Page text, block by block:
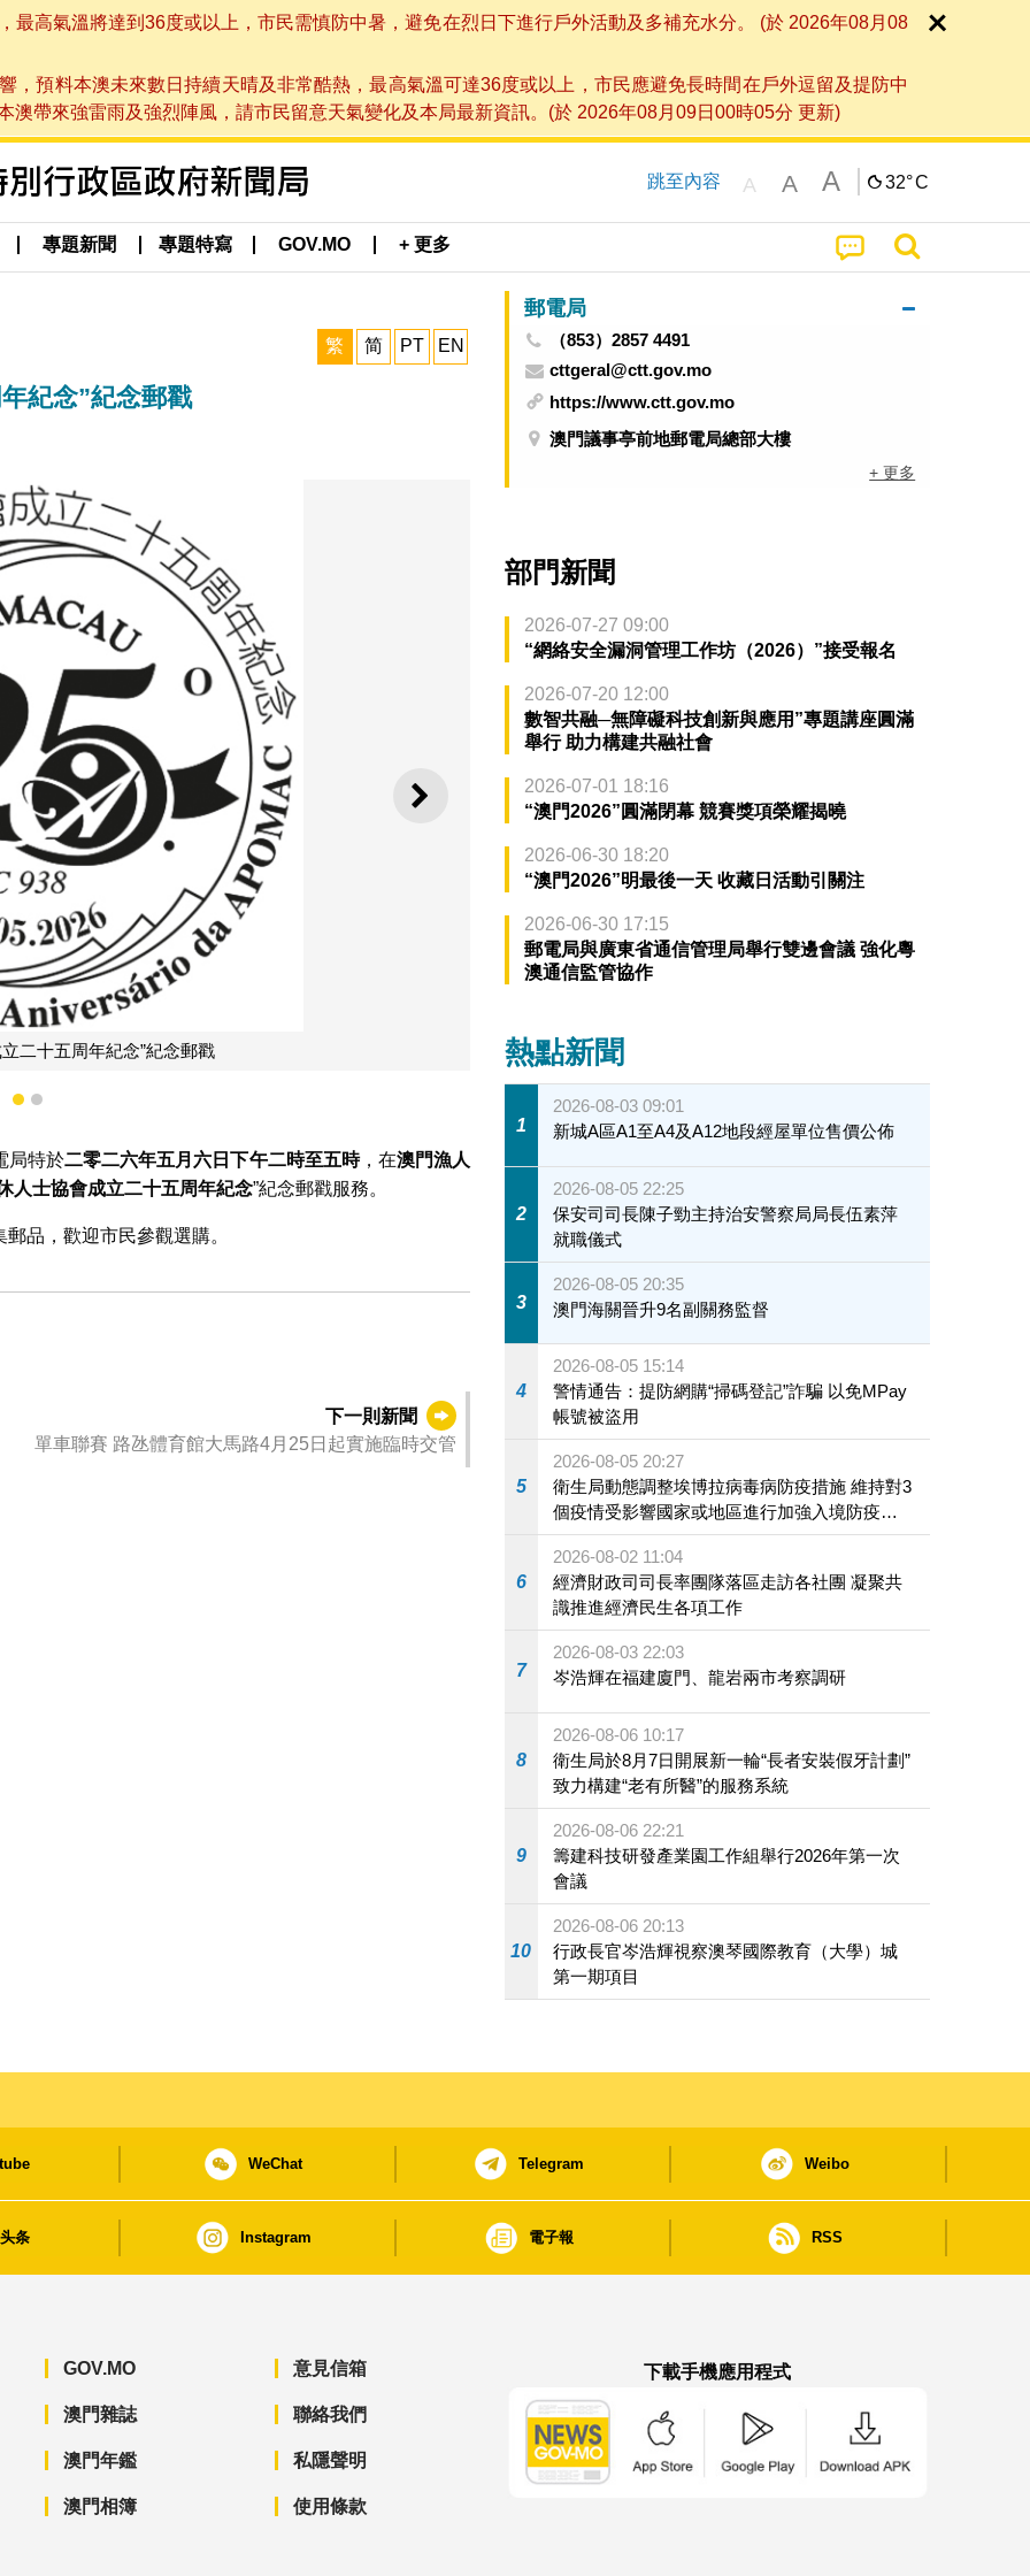
最高氣溫將達到36度或以上，市民需慎防中暑，避免在烈日下進行戶外活動及多補充水分。 (於 2026年08月08
，預料本澳未來數日持續天晴及非常酷熱，最高氣溫可達36度或以上，市民應避免長時間在戶外逗留及提防中
澳帶來強雷雨及強烈陣風，請市民留意天氣變化及本局最新資訊。(於 2026年08月09日00時05分 更新)
跳至內容 A A A 32°C
專題新聞 專題特寫 GOV.MO + 更多
繁 简 PT EN
紀念”紀念郵戳
下一則
“澳門退休人士協會成立二十五周年紀念”紀念封
1 2
局特於二零二六年五月六日下午二時至五時，在澳門漁人
人士協會成立二十五周年紀念”紀念郵戳服務。
品，歡迎市民參觀選購。
下一則新聞
單車聯賽 路氹體育館大馬路4月25日起實施臨時交管
郵電局
（853）2857 4491
cttgeral@ctt.gov.mo
https://www.ctt.gov.mo
澳門議事亭前地郵電局總部大樓
+ 更多
部門新聞
2026-07-27 09:00
“網絡安全漏洞管理工作坊（2026）”接受報名
2026-07-20 12:00
數智共融─無障礙科技創新與應用”專題講座圓滿
舉行 助力構建共融社會
2026-07-01 18:16
“澳門2026”圓滿閉幕 競賽獎項榮耀揭曉
2026-06-30 18:20
“澳門2026”明最後一天 收藏日活動引關注
2026-06-30 17:15
郵電局與廣東省通信管理局舉行雙邊會議 強化粵
澳通信監管協作
熱點新聞
1
2026-08-03 09:01
新城A區A1至A4及A12地段經屋單位售價公佈
2
2026-08-05 22:25
保安司司長陳子勁主持治安警察局局長伍素萍
就職儀式
3
2026-08-05 20:35
澳門海關晉升9名副關務監督
4
2026-08-05 15:14
警情通告：提防網購“掃碼登記”詐騙 以免MPay
帳號被盜用
5
2026-08-05 20:27
衛生局動態調整埃博拉病毒病防疫措施 維持對3
個疫情受影響國家或地區進行加強入境防疫措
施
6
2026-08-02 11:04
經濟財政司司長率團隊落區走訪各社團 凝聚共
識推進經濟民生各項工作
7
2026-08-03 22:03
岑浩輝在福建廈門、龍岩兩市考察調研
8
2026-08-06 10:17
衛生局於8月7日開展新一輪“長者安裝假牙計劃”
致力構建“老有所醫”的服務系統
9
2026-08-06 22:21
籌建科技研發產業園工作組舉行2026年第一次
會議
10
2026-08-06 20:13
行政長官岑浩輝視察澳琴國際教育（大學）城
第一期項目
WeChat Telegram Weibo
条 Instagram 電子報 RSS
GOV.MO
澳門雜誌
澳門年鑑
澳門相簿
意見信箱
聯絡我們
私隱聲明
使用條款
下載手機應用程式